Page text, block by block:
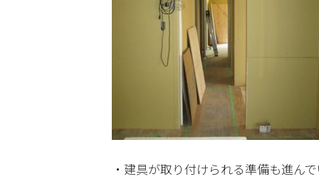
・建具が取り付けられる準備も進ん